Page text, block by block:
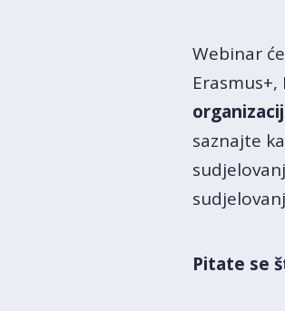
Webinar
saznajte
Pitate se